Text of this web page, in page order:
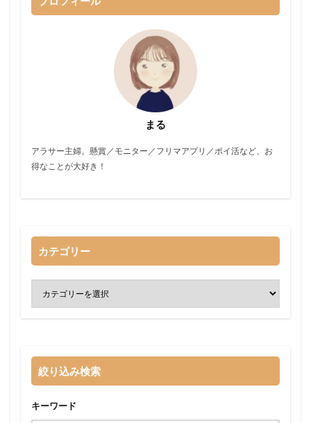
まる
アラサー主婦。懸賞／モニター／フリマアプリ／ポイ活など、お
得なことが大好き！
カテゴリー
絞り込み検索
キーワード